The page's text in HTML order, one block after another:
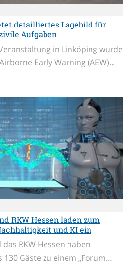
detailliertes Lagebild für
Aufgaben
in Linköping wurde
Early Warning (AEW)…
RKW Hessen laden zum
und KI ein
RKW Hessen haben
Gäste zu einem „Forum…